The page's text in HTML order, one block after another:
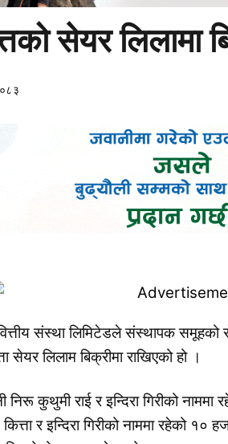
सेयर लिलामा
संस्था लिमिटेडले संस्थापक
लिलाम बिक्रीमा राखिएको हो ।
कुथुमी राई र इन्दिरा गिरीको नाममा
र इन्दिरा गिरीको नाममा रहेको १०